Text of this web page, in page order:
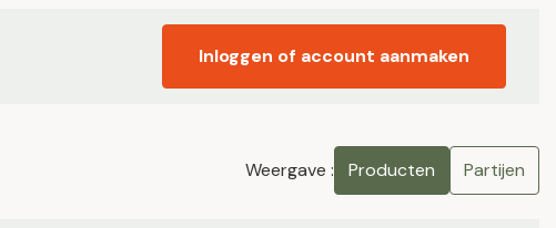
Inloggen of account aanmaken
Weergave : Producten Partijen